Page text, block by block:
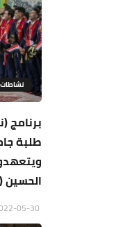
برنامج
طلبة
الحسين